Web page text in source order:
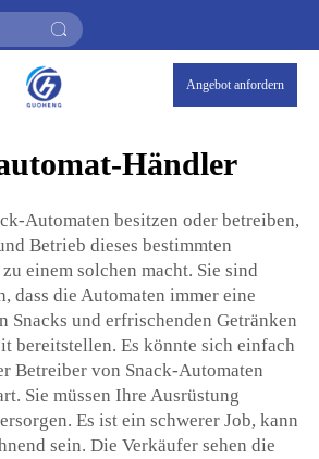
Angebot anfordern
Händler
Automaten besitzen oder betreiben,
Betrieb dieses bestimmten
einem solchen macht. Sie sind
dass die Automaten immer eine
Snacks und erfrischenden Getränken
bereitstellen. Es könnte sich einfach
Betreiber von Snack-Automaten
Sie müssen Ihre Ausrüstung
Es ist ein schwerer Job, kann
sein. Die Verkäufer sehen die